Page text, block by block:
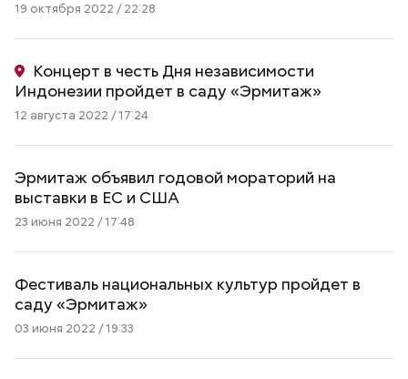
19 октября 2022 / 22:28
Концерт в честь Дня независимости
Индонезии пройдет в саду «Эрмитаж»
12 августа 2022 / 17:24
Эрмитаж объявил годовой мораторий на
выставки в ЕС и США
23 июня 2022 / 17:48
Фестиваль национальных культур пройдет в
саду «Эрмитаж»
03 июня 2022 / 19:33